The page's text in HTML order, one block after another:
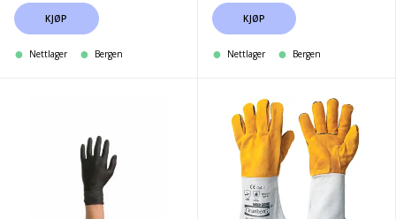
KJØP
Nettlager Bergen
KJØP
Nettlager Bergen
Engangshansker
Hanske,sveise
Oksehud
Helforet